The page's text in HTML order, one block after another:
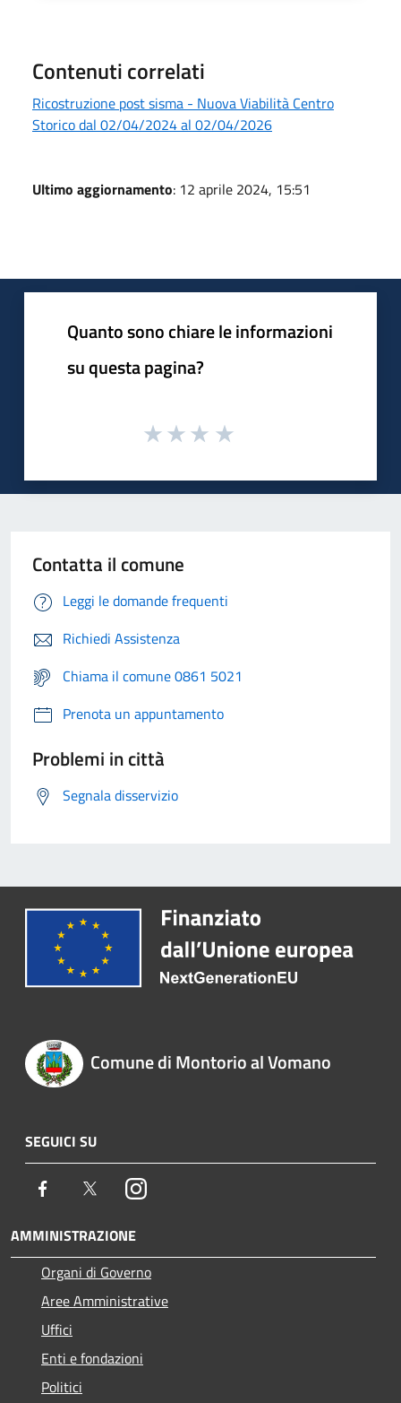
Contenuti correlati
Ricostruzione post sisma - Nuova Viabilità Centro
Storico dal 02/04/2024 al 02/04/2026
Ultimo aggiornamento: 12 aprile 2024, 15:51
Quanto sono chiare le informazioni
su questa pagina?
Contatta il comune
Leggi le domande frequenti
Richiedi Assistenza
Chiama il comune 0861 5021
Prenota un appuntamento
Problemi in città
Segnala disservizio
Comune di Montorio al Vomano
SEGUICI SU
Facebook TwitterInstagram
AMMINISTRAZIONE
Organi di Governo
Aree Amministrative
Uffici
Enti e fondazioni
Politici